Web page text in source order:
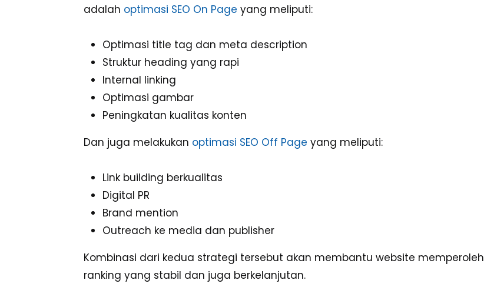
adalah optimasi SEO On Page yang meliputi:
Optimasi title tag dan meta description
Struktur heading yang rapi
Internal linking
Optimasi gambar
Peningkatan kualitas konten
Dan juga melakukan optimasi SEO Off Page yang meliputi:
Link building berkualitas
Digital PR
Brand mention
Outreach ke media dan publisher
Kombinasi dari kedua strategi tersebut akan membantu website memperoleh
ranking yang stabil dan juga berkelanjutan.